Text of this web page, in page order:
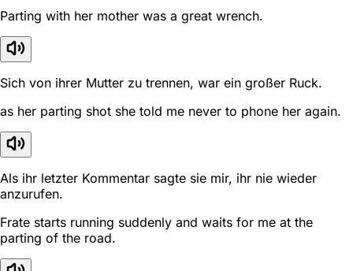
Parting with her mother was a great wrench.
Sich von ihrer Mutter zu trennen, war ein großer Ruck.
as her parting shot she told me never to phone her again.
Als ihr letzter Kommentar sagte sie mir, ihr nie wieder
anzurufen.
Frate starts running suddenly and waits for me at the
parting of the road.